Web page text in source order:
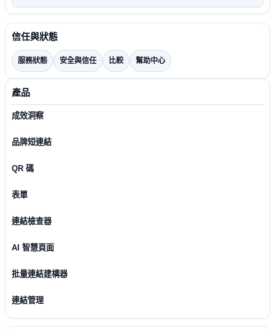
信任與狀態
服務狀態 安全與信任 比較 幫助中心
產品
成效洞察
品牌短連結
QR 碼
表單
連結檢查器
AI 智慧頁面
批量連結建構器
連結管理